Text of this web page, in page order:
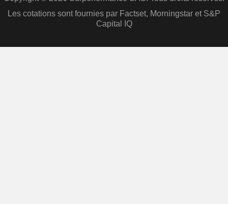
Les cotations sont fournies par Factset, Morningstar et S&P
Capital IQ